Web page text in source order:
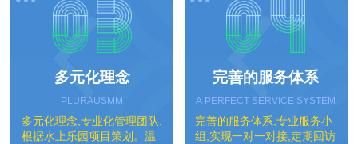
多元化理念
PLURAUSMM
多元化理念,专业化管理团队,
根据水上乐园项目策划。温
完善的服务体系
A PERFECT SERVICE SYSTEM
完善的服务体系,专业服务小
组,实现一对一对接,定期回访